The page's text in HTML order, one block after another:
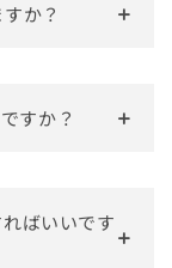
か？
すか？
ばいいです